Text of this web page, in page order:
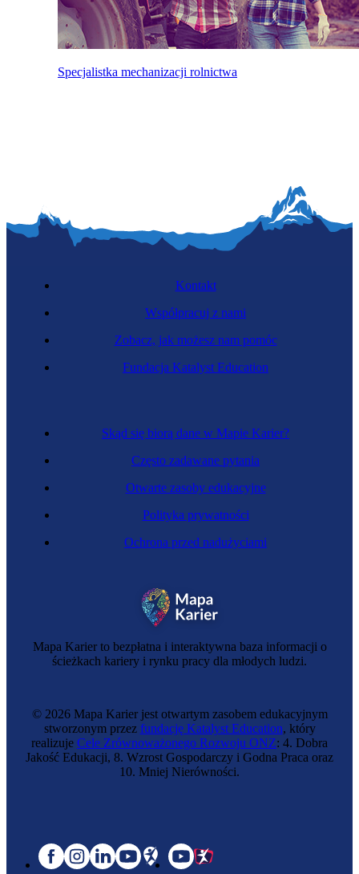
Specjalistka mechanizacji rolnictwa
Mapa Karier to bezpłatna i interaktywna baza informacji o
ścieżkach kariery i rynku pracy dla młodych ludzi.
Skąd się biorą dane w Mapie Karier?
Często zadawane pytania
Otwarte zasoby edukacyjne
Polityka prywatności
Ochrona przed nadużyciami
Kontakt
Współpracuj z nami
Zobacz, jak możesz nam pomóc
Fundacja Katalyst Education
© 2026 Mapa Karier jest otwartym zasobem edukacyjnym
stworzonym przez fundację Katalyst Education, który
realizuje Cele Zrównoważonego Rozwoju ONZ: 4. Dobra
Jakość Edukacji, 8. Wzrost Gospodarczy i Godna Praca oraz
10. Mniej Nierówności.